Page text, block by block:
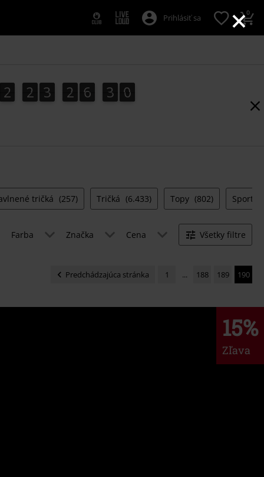
×
Prihlásiť sa 0
2
2 2
2 3
3 2
2 6
6 2
3
2
3 9
0
9
1
0
tričká (257) Tričká (6.433) Topy (802) Sport
Farba Značka Cena Všetky filtre
Predchádzajúca stránka 1 ... 188 189 190
15%
Zľava